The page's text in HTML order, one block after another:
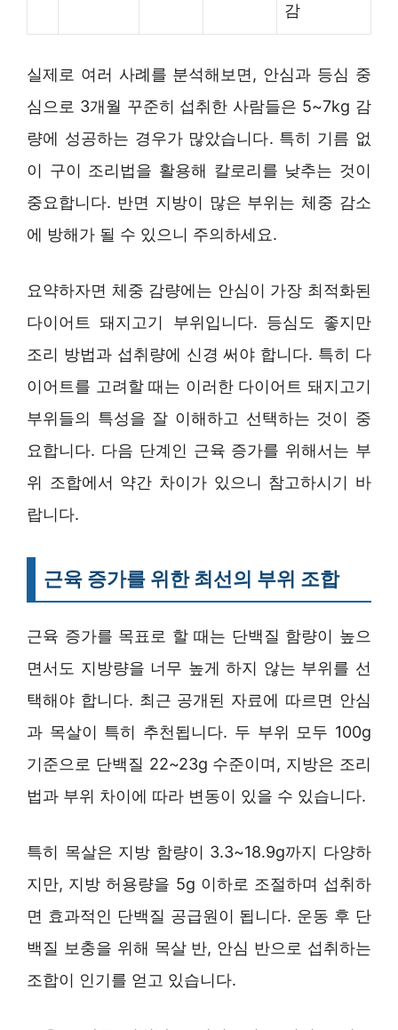
감
실제로 여러 사례를 분석해보면, 안심과 등심 중
심으로 3개월 꾸준히 섭취한 사람들은 5~7kg 감
량에 성공하는 경우가 많았습니다. 특히 기름 없
이 구이 조리법을 활용해 칼로리를 낮추는 것이
중요합니다. 반면 지방이 많은 부위는 체중 감소
에 방해가 될 수 있으니 주의하세요.
요약하자면 체중 감량에는 안심이 가장 최적화된
다이어트 돼지고기 부위입니다. 등심도 좋지만
조리 방법과 섭취량에 신경 써야 합니다. 특히 다
이어트를 고려할 때는 이러한 다이어트 돼지고기
부위들의 특성을 잘 이해하고 선택하는 것이 중
요합니다. 다음 단계인 근육 증가를 위해서는 부
위 조합에서 약간 차이가 있으니 참고하시기 바
랍니다.
근육 증가를 위한 최선의 부위 조합
근육 증가를 목표로 할 때는 단백질 함량이 높으
면서도 지방량을 너무 높게 하지 않는 부위를 선
택해야 합니다. 최근 공개된 자료에 따르면 안심
과 목살이 특히 추천됩니다. 두 부위 모두 100g
기준으로 단백질 22~23g 수준이며, 지방은 조리
법과 부위 차이에 따라 변동이 있을 수 있습니다.
특히 목살은 지방 함량이 3.3~18.9g까지 다양하
지만, 지방 허용량을 5g 이하로 조절하며 섭취하
면 효과적인 단백질 공급원이 됩니다. 운동 후 단
백질 보충을 위해 목살 반, 안심 반으로 섭취하는
조합이 인기를 얻고 있습니다.